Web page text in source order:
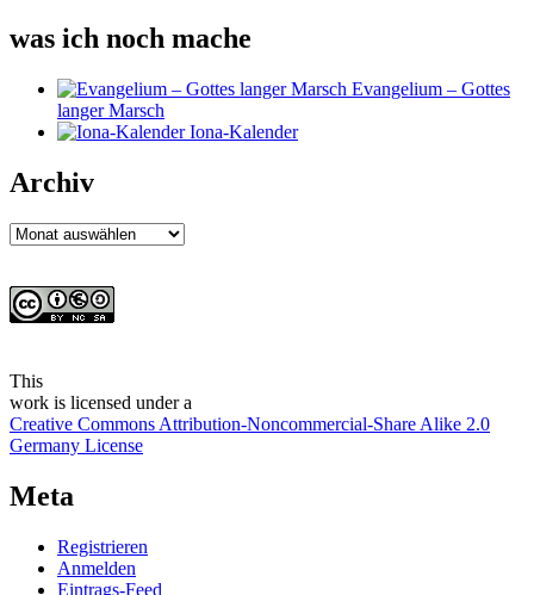
was ich noch mache
Evangelium – Gottes
langer Marsch
Iona-Kalender
Archiv
Archiv
This
work is licensed under a
Creative Commons Attribution-Noncommercial-Share Alike 2.0
Germany License
Meta
Registrieren
Anmelden
Eintrags-Feed